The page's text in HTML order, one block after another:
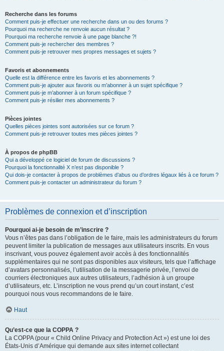
Recherche dans les forums
Comment puis-je effectuer une recherche dans un ou des forums ?
Pourquoi ma recherche ne renvoie aucun résultat ?
Pourquoi ma recherche renvoie à une page blanche ?!
Comment puis-je rechercher des membres ?
Comment puis-je retrouver mes propres messages et sujets ?
Favoris et abonnements
Quelle est la différence entre les favoris et les abonnements ?
Comment puis-je ajouter aux favoris ou m’abonner à un sujet spécifique ?
Comment puis-je m’abonner à un forum spécifique ?
Comment puis-je résilier mes abonnements ?
Pièces jointes
Quelles pièces jointes sont autorisées sur ce forum ?
Comment puis-je retrouver toutes mes pièces jointes ?
À propos de phpBB
Qui a développé ce logiciel de forum de discussions ?
Pourquoi la fonctionnalité X n’est pas disponible ?
Qui dois-je contacter à propos de problèmes d’abus ou d’ordres légaux liés à ce forum ?
Comment puis-je contacter un administrateur du forum ?
Problèmes de connexion et d’inscription
Pourquoi ai-je besoin de m’inscrire ?
Vous n’êtes pas dans l’obligation de le faire, mais les administrateurs du forum
peuvent limiter la publication de messages aux utilisateurs inscrits. En vous
inscrivant, vous pouvez également avoir accès à des fonctionnalités
supplémentaires qui ne sont pas disponibles aux visiteurs, tels que l’affichage
d’avatars personnalisés, l’utilisation de la messagerie privée, l’envoi de
courriers électroniques aux autres utilisateurs, l’adhésion à un groupe
d’utilisateurs, etc. L’inscription ne vous prend qu’un court instant, c’est
pourquoi nous vous recommandons de le faire.
Haut
Qu’est-ce que la COPPA ?
La COPPA (pour « Child Online Privacy and Protection Act ») est une loi des
États-Unis d’Amérique qui demande aux sites internet collectant